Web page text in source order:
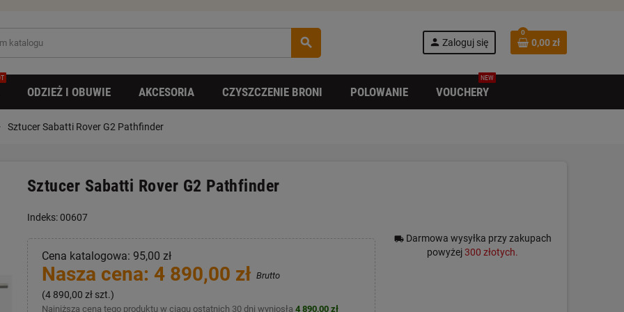
search person Zaloguj się
0
0,00 zł
ODZIEŻ I OBUWIE AKCESORIA CZYSZCZENIE BRONI POLOWANIE VOUCHERY
NEW
Sztucer Sabatti Rover G2 Pathfinder
Sztucer Sabatti Rover G2 Pathfinder
Indeks: 00607
Cena katalogowa: 95,00 zł
Nasza cena: 4 890,00 zł Brutto
(4 890,00 zł szt.)
Najniższa cena tego produktu w ciągu ostatnich 30 dni wyniosła 4 890,00 zł
local_shippingDarmowa wysyłka przy zakupach
powyżej300 złotych.